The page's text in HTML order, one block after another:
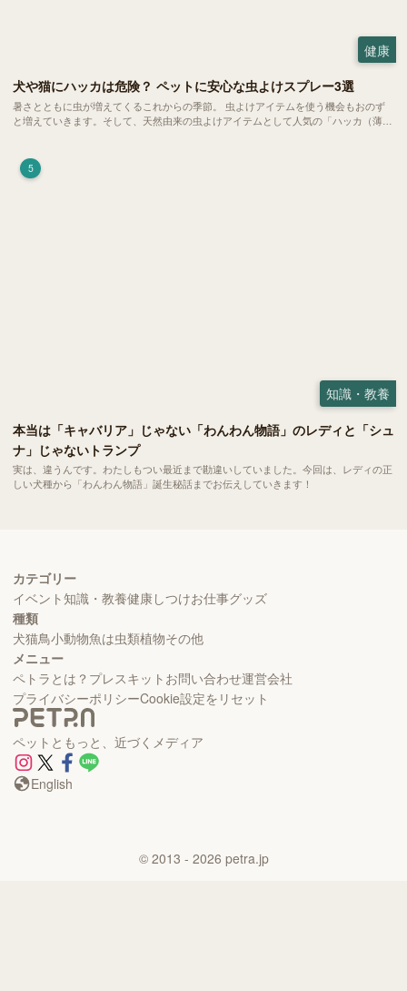
健康
犬や猫にハッカは危険？ ペットに安心な虫よけスプレー3選
暑さとともに虫が増えてくるこれからの季節。 虫よけアイテムを使う機会もおのず
と増えていきます。そして、天然由来の虫よけアイテムとして人気の「ハッカ（薄
5
知識・教養
本当は「キャバリア」じゃない「わんわん物語」のレディと「シュ
ナ」じゃないトランプ
実は、違うんです。わたしもつい最近まで勘違いしていました。今回は、レディの正
しい犬種から「わんわん物語」誕生秘話までお伝えしていきます！
カテゴリー
イベント知識・教養健康しつけお仕事グッズ
種類
犬猫鳥小動物魚は虫類植物その他
メニュー
ペトラとは？ プレスキット お問い合わせ運営会社
プライバシーポリシーCookie設定をリセット
ペットともっと、近づくメディア
English
© 2013 - 2026 petra.jp